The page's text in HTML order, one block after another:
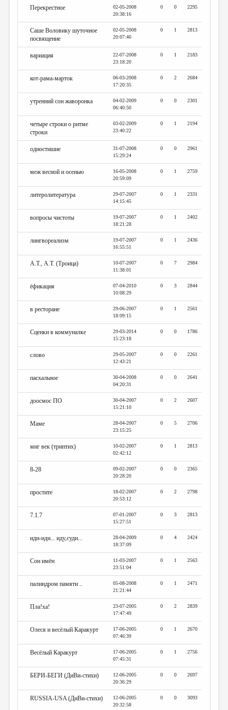
Перекрестное
02-05-2008
20:38:16
0 0 2295
Саше Воловику шуточное
посвящение
02-05-2008
20:07:40
0 1 2813
вариация
22-07-2008
23:18:20
0 1 2183
кот-рама-марток
06-03-2008
17:20:35
0 2 2684
утренний сон жаворонка
04-02-2009
06:40:50
0 0 2301
четыре строки о ритме
строки
03-02-2009
23:40:22
0 1 2194
одностишие
31-07-2008
15:29:24
0 0 2961
меж весной и осенью
16-05-2008
20:59:09
0 1 2759
литеролитература
29-07-2007
14:15:45
0 1 2331
вопросы чистоты
19-07-2007
18:21:28
0 1 2402
лингвореализм
19-07-2007
16:55:51
0 1 2436
А.Т., А.Т. (Троица)
10-07-2007
11:38:01
0 7 2984
ёфикация
07-04-2010
10:08:29
0 3 2844
в ресторане
29-06-2007
18:09:15
0 1 2561
Сценки в коммуналке
29-03-2014
15:23:18
0 0 1786
слово
29-05-2007
12:43:21
0 0 2261
пасхальное
30-04-2008
04:20:31
0 0 2641
доосмос ПО
30-04-2007
15:21:10
0 2 2607
Маме
28-04-2007
23:15:25
0 5 2706
миг век (триптих)
10-02-2007
02:42:12
0 1 2813
8-28
09-02-2007
20:28:20
0 0 2365
простите
18-02-2007
20:53:12
0 2 2798
7.1.7
07-01-2007
15:27:51
0 3 2813
иди-иди... иду,суди...
28-04-2009
18:37:09
0 4 2424
Сон имён
11-03-2007
23:51:04
0 1 2563
палиндром памяти ..
05-08-2008
21:21:44
0 1 2471
Пла!ха!
23-07-2005
17:47:49
0 2 2839
Олеся и весёлый Каракурт
17-06-2005
07:46:39
0 1 2670
Весёлый Каракурт
17-06-2005
07:45:31
0 1 2756
БЕРИ-БЕГИ (ДиВи-стихи)
12-06-2005
20:36:29
0 0 2697
RUSSIA-USA (ДиВи-стихи)
12-06-2005
20:32:58
0 0 3093